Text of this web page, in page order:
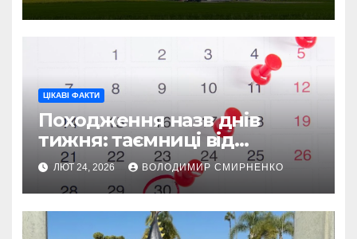
ЦІКАВІ ФАКТИ
Походження назв днів
тижня: таємниці від
Вавилону до Русі
ЛЮТ 24, 2026 ВОЛОДИМИР СМИРНЕНКО